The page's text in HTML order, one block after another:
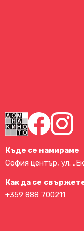
Къде се намираме
София център, ул.
Как да се
+359 888 700211